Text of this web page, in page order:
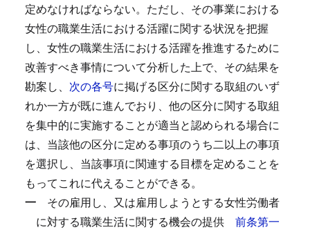
定めなければならない。 ただし、その事業における
女性の職業生活における活躍に関する状況を把握
し、女性の職業生活における活躍を推進するために
改善すべき事情について分析した上で、その結果を
勘案し、 次の各号に掲げる区分に関する取組のいず
れか一方が既に進んでおり、他の区分に関する取組
を集中的に実施することが適当と認められる場合に
は、当該他の区分に定める事項のうち二以上の事項
を選択し、当該事項に関連する目標を定めることを
もってこれに代えることができる。
一 その雇用し、又は雇用しようとする女性労働者
に対する職業生活に関する機会の提供
前条第一